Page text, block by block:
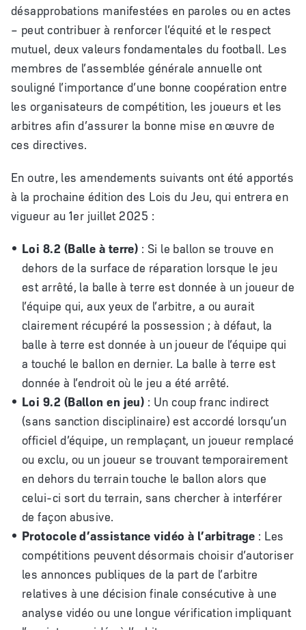
désapprobations manifestées en paroles ou en actes
– peut contribuer à renforcer l’équité et le respect
mutuel, deux valeurs fondamentales du football. Les
membres de l’assemblée générale annuelle ont
souligné l’importance d’une bonne coopération entre
les organisateurs de compétition, les joueurs et les
arbitres afin d’assurer la bonne mise en œuvre de
ces directives.
En outre, les amendements suivants ont été apportés
à la prochaine édition des Lois du Jeu, qui entrera en
vigueur au 1er juillet 2025 :
Loi 8.2 (Balle à terre) : Si le ballon se trouve en
dehors de la surface de réparation lorsque le jeu
est arrêté, la balle à terre est donnée à un joueur de
l’équipe qui, aux yeux de l’arbitre, a ou aurait
clairement récupéré la possession ; à défaut, la
balle à terre est donnée à un joueur de l’équipe qui
a touché le ballon en dernier. La balle à terre est
donnée à l’endroit où le jeu a été arrêté.
Loi 9.2 (Ballon en jeu) : Un coup franc indirect
(sans sanction disciplinaire) est accordé lorsqu’un
officiel d’équipe, un remplaçant, un joueur remplacé
ou exclu, ou un joueur se trouvant temporairement
en dehors du terrain touche le ballon alors que
celui-ci sort du terrain, sans chercher à interférer
de façon abusive.
Protocole d’assistance vidéo à l’arbitrage : Les
compétitions peuvent désormais choisir d’autoriser
les annonces publiques de la part de l’arbitre
relatives à une décision finale consécutive à une
analyse vidéo ou une longue vérification impliquant